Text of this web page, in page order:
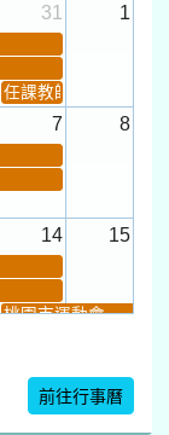
31 1
任課教師抽籤
7 8
會 (12:30~)
14 15
防空)演習
桃園市運動會
暑期體育育樂營結束
21 22
前往行事曆